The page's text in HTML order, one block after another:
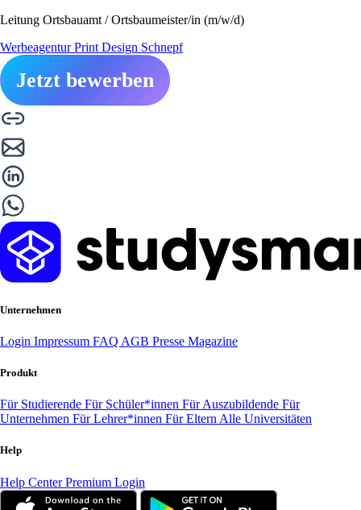
Leitung Ortsbauamt / Ortsbaumeister/in (m/w/d)
Werbeagentur Print Design Schnepf
Jetzt bewerben
Unternehmen
Login Impressum FAQ AGB Presse Magazine
Produkt
Für Studierende Für Schüler*innen Für Auszubildende Für
Unternehmen Für Lehrer*innen Für Eltern Alle Universitäten
Help
Help CenterPremium Login